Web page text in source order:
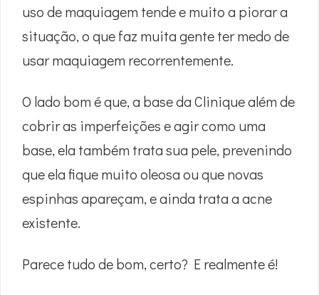
uso de maquiagem tende e muito a piorar a
situação, o que faz muita gente ter medo de
usar maquiagem recorrentemente.
O lado bom é que, a base da Clinique além de
cobrir as imperfeições e agir como uma
base, ela também trata sua pele, prevenindo
que ela fique muito oleosa ou que novas
espinhas apareçam, e ainda trata a acne
existente.
Parece tudo de bom, certo? E realmente é!